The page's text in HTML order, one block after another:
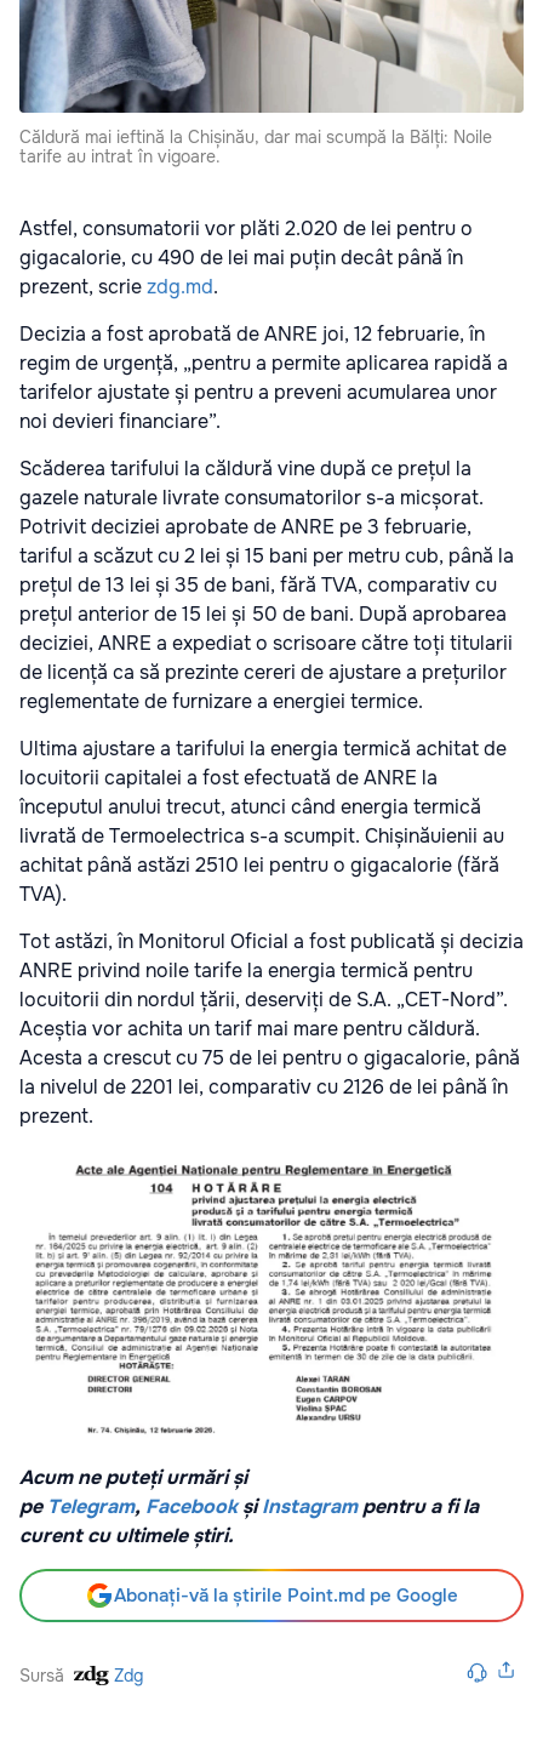
Căldură mai ieftină la Chișinău, dar mai scumpă la Bălți: Noile
tarife au intrat în vigoare.
Astfel, consumatorii vor plăti 2.020 de lei pentru o
gigacalorie, cu 490 de lei mai puțin decât până în
prezent, scriezdg.md.
Decizia a fost aprobată de ANRE joi, 12 februarie, în
regim de urgență, „pentru a permite aplicarea rapidă a
tarifelor ajustate și pentru a preveni acumularea unor
noi devieri financiare”.
Scăderea tarifului la căldură vine după ce prețul la
gazele naturale livrate consumatorilor s-a micșorat.
Potrivit deciziei aprobate de ANRE pe 3 februarie,
tariful a scăzut cu 2 lei și 15 bani per metru cub, până la
prețul de 13 lei și 35 de bani, fără TVA, comparativ cu
prețul anterior de 15 lei și 50 de bani. După aprobarea
deciziei, ANRE a expediat o scrisoare către toți titularii
de licență ca să prezinte cereri de ajustare a prețurilor
reglementate de furnizare a energiei termice.
Ultima ajustare a tarifului la energia termică achitat de
locuitorii capitalei a fost efectuată de ANRE la
începutul anului trecut, atunci când energia termică
livrată de Termoelectrica s-a scumpit. Chișinăuienii au
achitat până astăzi 2510 lei pentru o gigacalorie (fără
TVA).
Tot astăzi, în Monitorul Oficial a fost publicată și decizia
ANRE privind noile tarife la energia termică pentru
locuitorii din nordul țării, deserviți de S.A. „CET-Nord”.
Aceștia vor achita un tarif mai mare pentru căldură.
Acesta a crescut cu 75 de lei pentru o gigacalorie, până
la nivelul de 2201 lei, comparativ cu 2126 de lei până în
prezent.
Acum ne puteți urmări și
pe Telegram, Facebook șiInstagrampentru a fi la
curent cu ultimele știri.
Abonați-vă la știrile Point.md pe Google
Sursă Zdg